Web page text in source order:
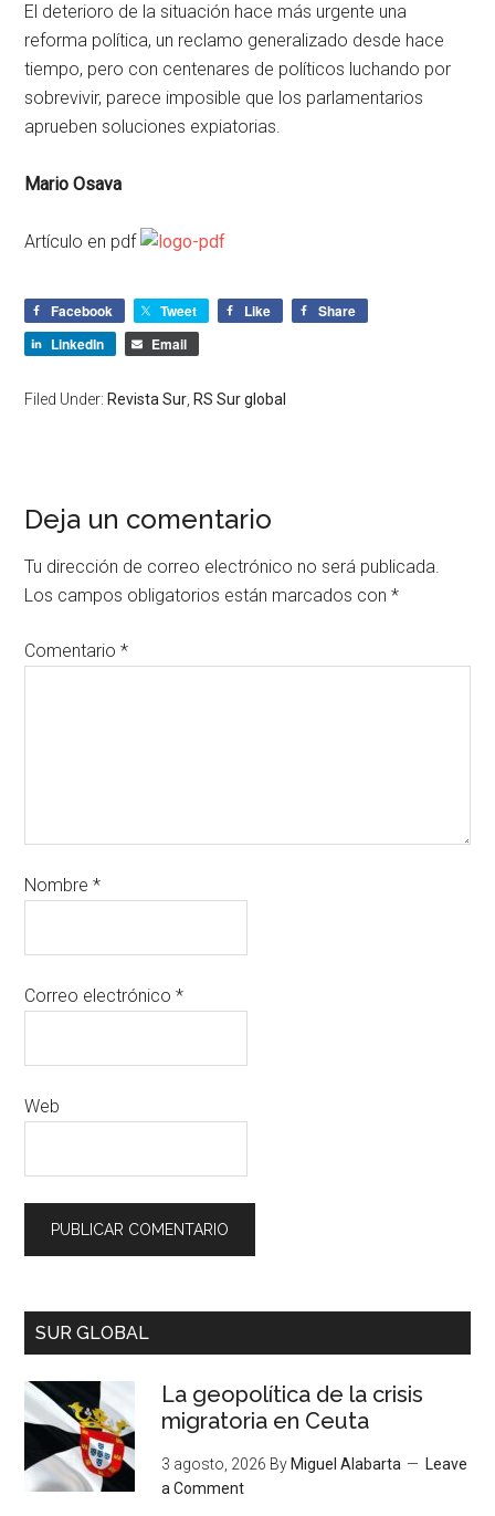
El deterioro de la situación hace más urgente una
reforma política, un reclamo generalizado desde hace
tiempo, pero con centenares de políticos luchando por
sobrevivir, parece imposible que los parlamentarios
aprueben soluciones expiatorias.
Mario Osava
Artículo en pdf
Facebook Tweet Like
Share
LinkedIn
Email
Filed Under: Revista Sur, RS Sur global
Deja un comentario
Tu dirección de correo electrónico no será publicada.
Los campos obligatorios están marcados con*
Comentario*
Nombre*
Correo electrónico*
Web
SUR GLOBAL
La geopolítica de la crisis
migratoria en Ceuta
3 agosto, 2026 By Miguel Alabarta
Leave
a Comment